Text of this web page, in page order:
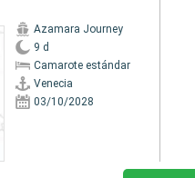
Azamara Journey
9 d
Camarote estándar
Venecia
03/10/2028